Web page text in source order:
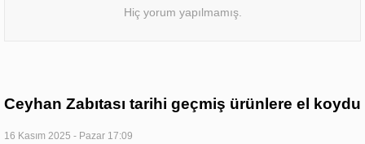
Hiç yorum yapılmamış.
Ceyhan Zabıtası tarihi geçmiş ürünlere el koydu
16 Kasım 2025 - Pazar 17:09